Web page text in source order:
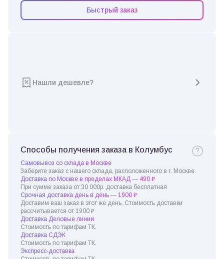
Быстрый заказ
Нашли дешевле?
Способы получения заказа в Колумбус
Самовывоз со склада в Москве
Заберите заказ с нашего склада, расположенного в г. Москве.
Доставка по Москве в пределах МКАД — 490 ₽
При сумме заказа от 30 000р. доставка бесплатная
Срочная доставка день в день — 1900 ₽
Доставим ваш заказ в этот же день. Стоимость доставки
рассчитывается от 1900 ₽
Доставка Деловые линии
Стоимость по тарифам ТК.
Доставка СДЭК
Стоимость по тарифам ТК.
Экспресс-доставка